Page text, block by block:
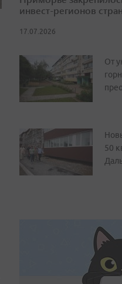
инвест-регионов
17.07.2026
От
50